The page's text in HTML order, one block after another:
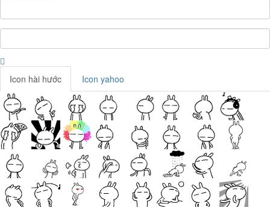
Icon hài hước Icon yahoo